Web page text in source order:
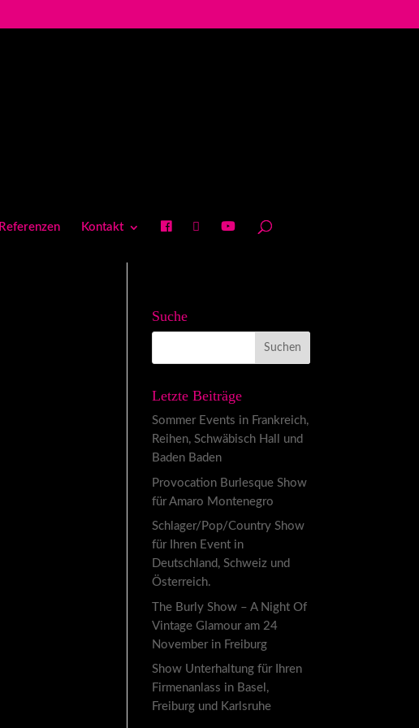
Referenzen Kontakt
Suche
Letzte Beiträge
Sommer Events in Frankreich,
Reihen, Schwäbisch Hall und
Baden Baden
Provocation Burlesque Show
für Amaro Montenegro
Schlager/Pop/Country Show
für Ihren Event in
Deutschland, Schweiz und
Österreich.
The Burly Show – A Night Of
Vintage Glamour am 24
November in Freiburg
Show Unterhaltung für Ihren
Firmenanlass in Basel,
Freiburg und Karlsruhe